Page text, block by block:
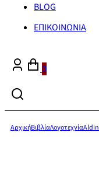
BLOG
ΕΠΙΚΟΙΝΩΝΙΑ
0
ΑρχικήΒιβλίαΛογοτεχνία